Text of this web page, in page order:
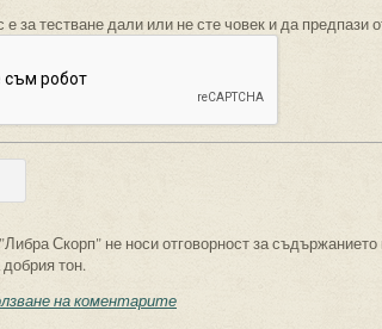
е за тестване дали или не сте човек и да предпази
Скорп" не носи отговорност за
тон.
на коментарите